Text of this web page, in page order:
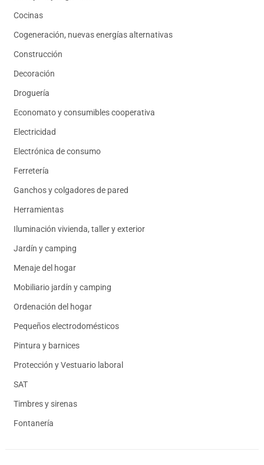
Cocinas
Cogeneración, nuevas energías alternativas
Construcción
Decoración
Droguería
Economato y consumibles cooperativa
Electricidad
Electrónica de consumo
Ferretería
Ganchos y colgadores de pared
Herramientas
Iluminación vivienda, taller y exterior
Jardín y camping
Menaje del hogar
Mobiliario jardín y camping
Ordenación del hogar
Pequeños electrodomésticos
Pintura y barnices
Protección y Vestuario laboral
SAT
Timbres y sirenas
Fontanería